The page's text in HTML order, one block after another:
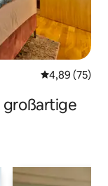
4,89 (75)
großartige